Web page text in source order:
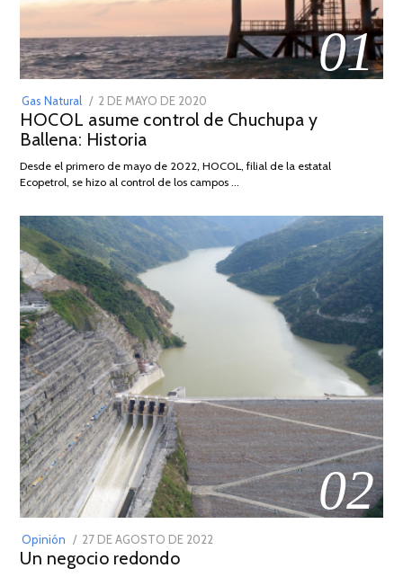
01
Gas Natural
POSTED
ON
2 DE MAYO DE 2020
DE
2026
HOCOL asume control de Chuchupa y
Ballena: Historia
Desde el primero de mayo de 2022, HOCOL, filial de la estatal
Ecopetrol, se hizo al control de los campos …
02
Opinión
POSTED
ON
27 DE AGOSTO DE 2022
Un negocio redondo